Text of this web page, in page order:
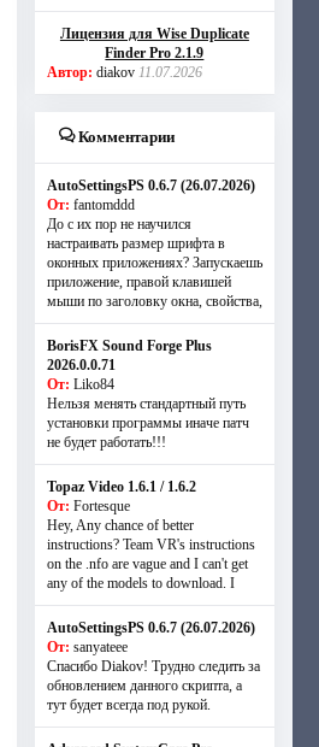
Лицензия для Wise Duplicate
Finder Pro 2.1.9
Автор: diakov 11.07.2026
Комментарии
AutoSettingsPS 0.6.7 (26.07.2026)
От: fantomddd
До с их пор не научился
настраивать размер шрифта в
оконных приложениях? Запускаешь
приложение, правой клавишей
мыши по заголовку окна, свойства,
BorisFX Sound Forge Plus
2026.0.0.71
От: Liko84
Нельзя менять стандартный путь
установки программы иначе патч
не будет работать!!!
Topaz Video 1.6.1 / 1.6.2
От: Fortesque
Hey, Any chance of better
instructions? Team VR's instructions
on the .nfo are vague and I can't get
any of the models to download. I
AutoSettingsPS 0.6.7 (26.07.2026)
От: sanyateee
Спасибо Diakov! Трудно следить за
обновлением данного скрипта, а
тут будет всегда под рукой.